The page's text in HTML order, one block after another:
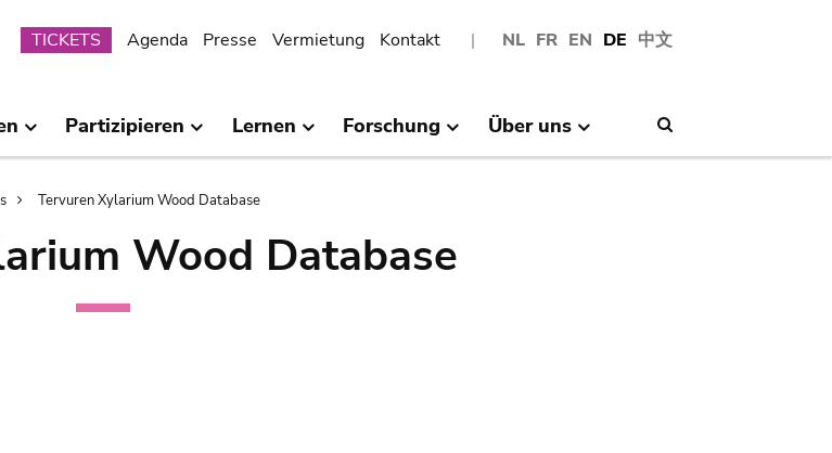
NL FR EN DE 中文
Submenu
TICKETS Agenda Presse Vermietung Kontakt
Partizipieren Lernen Forschung Über uns
Tervuren Xylarium Wood Database
Wood Database